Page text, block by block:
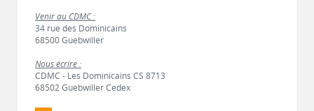
Venir au CDMC :
34 rue des Dominicains
68500 Guebwiller
Nous écrire :
CDMC - Les Dominicains CS 8713
68502 Guebwiller Cedex